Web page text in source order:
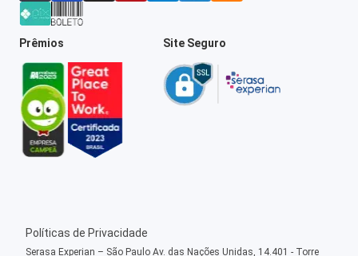
Prêmios Site Seguro
Políticas de Privacidade
Serasa Experian – São Paulo Av. das Nações Unidas, 14.401 - Torre